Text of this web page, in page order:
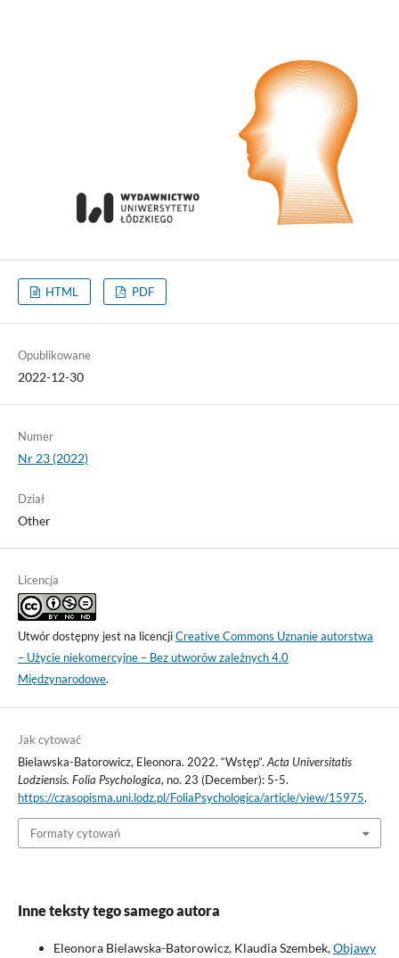
HTML PDF
Opublikowane
2022-12-30
Numer
Nr 23 (2022)
Dział
Other
Licencja
Utwór dostępny jest na licencjiCreative Commons Uznanie autorstwa
– Użycie niekomercyjne – Bez utworów zależnych 4.0
Międzynarodowe.
Jak cytować
Bielawska-Batorowicz, Eleonora. 2022. “Wstęp”. Acta Universitatis
Lodziensis. Folia Psychologica, no. 23 (December): 5-5.
https://czasopisma.uni.lodz.pl/FoliaPsychologica/article/view/15975.
Formaty cytowań
Inne teksty tego samego autora
Eleonora Bielawska-Batorowicz, Klaudia Szembek,Objawy